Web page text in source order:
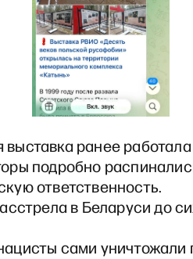
ранее
подробно
ответственность.
в Беларуси до
сами уничтожали